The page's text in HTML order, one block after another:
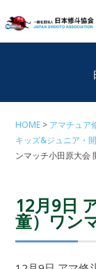
HOME アマチュア
キッズ&ジュニア・
ンマッチ小田原大会
12月9日
童）ワン